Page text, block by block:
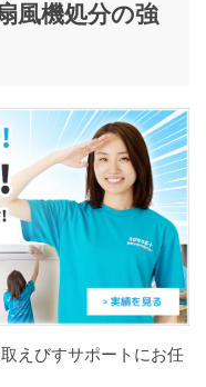
風機処分の強
えびすサポートにお任